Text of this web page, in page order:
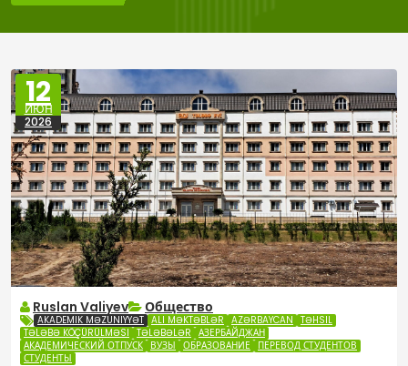
12
ИЮН
2026
Ruslan Valiyev Общество
AKADEMIK MƏZUNIYYƏT ALI MƏKTƏBLƏR AZƏRBAYCAN TƏHSIL
TƏLƏBƏ KÖÇÜRÜLMƏSI TƏLƏBƏLƏR АЗЕРБАЙДЖАН
АКАДЕМИЧЕСКИЙ ОТПУСК ВУЗЫ ОБРАЗОВАНИЕ
ПЕРЕВОД СТУДЕНТОВ
СТУДЕНТЫ